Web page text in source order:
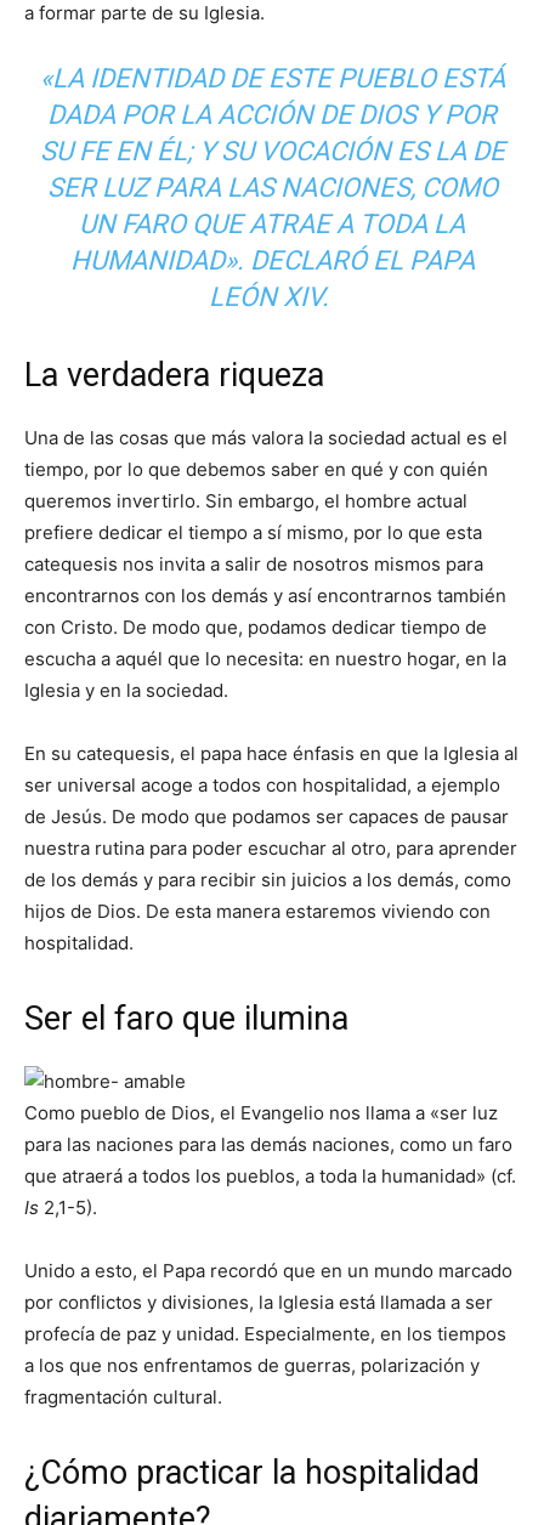
a formar parte de su Iglesia.
«LA IDENTIDAD DE ESTE PUEBLO ESTÁ
DADA POR LA ACCIÓN DE DIOS Y POR
SU FE EN ÉL; Y SU VOCACIÓN ES LA DE
SER LUZ PARA LAS NACIONES, COMO
UN FARO QUE ATRAE A TODA LA
HUMANIDAD». DECLARÓ EL PAPA
LEÓN XIV.
La verdadera riqueza
Una de las cosas que más valora la sociedad actual es el
tiempo, por lo que debemos saber en qué y con quién
queremos invertirlo. Sin embargo, el hombre actual
prefiere dedicar el tiempo a sí mismo, por lo que esta
catequesis nos invita a salir de nosotros mismos para
encontrarnos con los demás y así encontrarnos también
con Cristo. De modo que, podamos dedicar tiempo de
escucha a aquél que lo necesita: en nuestro hogar, en la
Iglesia y en la sociedad.
En su catequesis, el papa hace énfasis en que la Iglesia al
ser universal acoge a todos con hospitalidad, a ejemplo
de Jesús. De modo que podamos ser capaces de pausar
nuestra rutina para poder escuchar al otro, para aprender
de los demás y para recibir sin juicios a los demás, como
hijos de Dios. De esta manera estaremos viviendo con
hospitalidad.
Ser el faro que ilumina
Como pueblo de Dios, el Evangelio nos llama a «ser luz
para las naciones para las demás naciones, como un faro
que atraerá a todos los pueblos, a toda la humanidad» (cf.
Is 2,1-5).
Unido a esto, el Papa recordó que en un mundo marcado
por conflictos y divisiones, la Iglesia está llamada a ser
profecía de paz y unidad. Especialmente, en los tiempos
a los que nos enfrentamos de guerras, polarización y
fragmentación cultural.
¿Cómo practicar la hospitalidad